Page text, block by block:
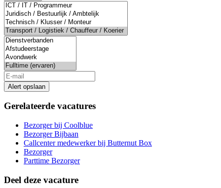
Alert opslaan
Gerelateerde vacatures
Bezorger bij Coolblue
Bezorger Bijbaan
Callcenter medewerker bij Butternut Box
Bezorger
Parttime Bezorger
Deel deze vacature